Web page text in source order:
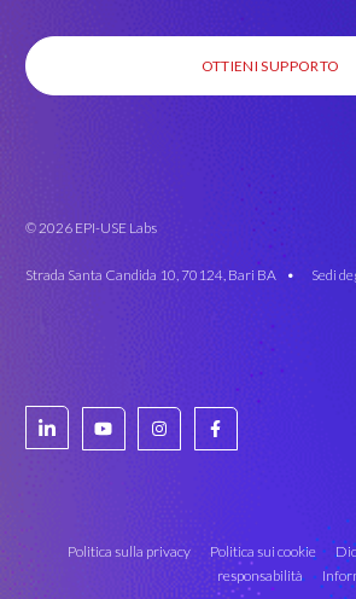
OTTIENI SUPPORTO
© 2026 EPI-USE Labs
Strada Santa Candida 10, 70124, Bari BA • Sedi
Politica sulla privacy Politica sui cookie
responsabilità